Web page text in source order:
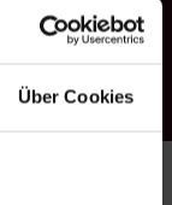
Über Cookies